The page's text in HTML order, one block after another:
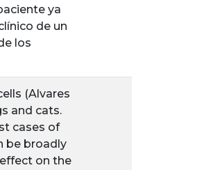
ya
de un
los
(Alvares
and cats.
cases of
be broadly
on the